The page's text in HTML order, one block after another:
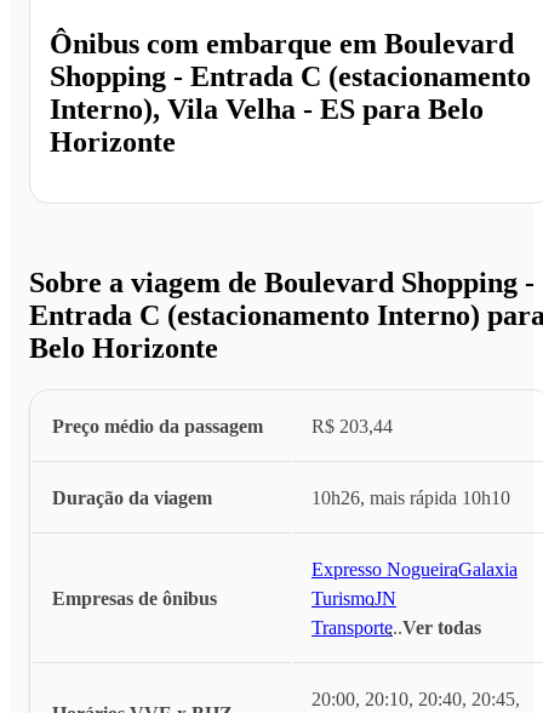
Ônibus com embarque em Boulevard
Shopping - Entrada C (estacionamento
Interno), Vila Velha - ES para Belo
Horizonte
Sobre a viagem de Boulevard Shopping -
Entrada C (estacionamento Interno)
Belo Horizonte
Preço médio da passagem R$ 203,44
Duração da viagem 10h26, mais rápida 10h10
Empresas de ônibus
Expresso Nogueira,Galaxia
Turismo,JN
Transporte,...Ver todas
20:00, 20:10, 20:40, 20:45,